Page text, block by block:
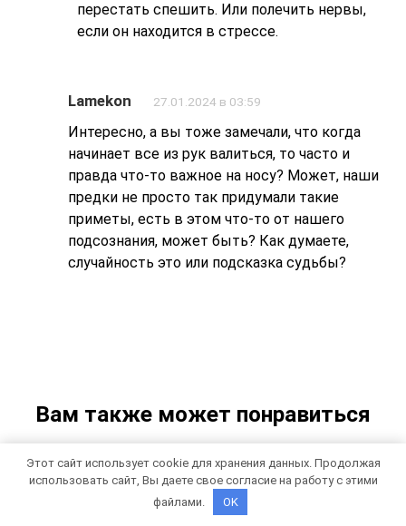
перестать спешить. Или полечить нервы,
если он находится в стрессе.
Lamekon 27.01.2024 в 03:59
Интересно, а вы тоже замечали, что когда
начинает все из рук валиться, то часто и
правда что-то важное на носу? Может, наши
предки не просто так придумали такие
приметы, есть в этом что-то от нашего
подсознания, может быть? Как думаете,
случайность это или подсказка судьбы?
Вам также может понравиться
К чему потерять кольцо (17
толкований): примета о потере
Этот сайт использует cookie для хранения данных. Продолжая
использовать сайт, Вы даете свое согласие на работу с этими
файлами.
OK